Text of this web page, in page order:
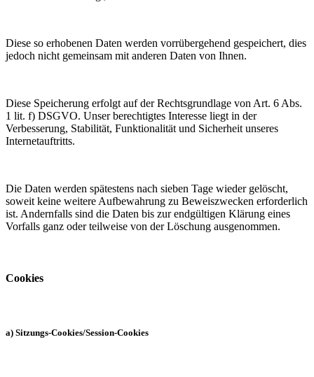
Diese so erhobenen Daten werden vorrübergehend gespeichert, dies
jedoch nicht gemeinsam mit anderen Daten von Ihnen.
Diese Speicherung erfolgt auf der Rechtsgrundlage von Art. 6 Abs.
1 lit. f) DSGVO. Unser berechtigtes Interesse liegt in der
Verbesserung, Stabilität, Funktionalität und Sicherheit unseres
Internetauftritts.
Die Daten werden spätestens nach sieben Tage wieder gelöscht,
soweit keine weitere Aufbewahrung zu Beweiszwecken erforderlich
ist. Andernfalls sind die Daten bis zur endgültigen Klärung eines
Vorfalls ganz oder teilweise von der Löschung ausgenommen.
Cookies
a) Sitzungs-Cookies/Session-Cookies